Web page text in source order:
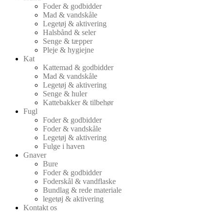
Foder & godbidder
Mad & vandskåle
Legetøj & aktivering
Halsbånd & seler
Senge & tæpper
Pleje & hygiejne
Kat
Kattemad & godbidder
Mad & vandskåle
Legetøj & aktivering
Senge & huler
Kattebakker & tilbehør
Fugl
Foder & godbidder
Foder & vandskåle
Legetøj & aktivering
Fulge i haven
Gnaver
Bure
Foder & godbidder
Foderskål & vandflaske
Bundlag & rede materiale
legetøj & aktivering
Kontakt os